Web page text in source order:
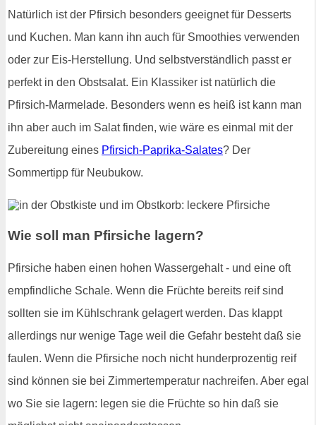
Natürlich ist der Pfirsich besonders geeignet für Desserts
und Kuchen. Man kann ihn auch für Smoothies verwenden
oder zur Eis-Herstellung. Und selbstverständlich passt er
perfekt in den Obstsalat. Ein Klassiker ist natürlich die
Pfirsich-Marmelade. Besonders wenn es heiß ist kann man
ihn aber auch im Salat finden, wie wäre es einmal mit der
Zubereitung eines Pfirsich-Paprika-Salates? Der
Sommertipp für Neubukow.
Wie soll man Pfirsiche lagern?
Pfirsiche haben einen hohen Wassergehalt - und eine oft
empfindliche Schale. Wenn die Früchte bereits reif sind
sollten sie im Kühlschrank gelagert werden. Das klappt
allerdings nur wenige Tage weil die Gefahr besteht daß sie
faulen. Wenn die Pfirsiche noch nicht hunderprozentig reif
sind können sie bei Zimmertemperatur nachreifen. Aber egal
wo Sie sie lagern: legen sie die Früchte so hin daß sie